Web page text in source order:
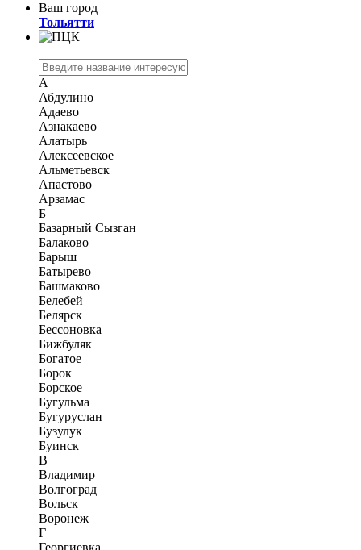
Ваш город
Тольятти
А
Абдулино
Адаево
Азнакаево
Алатырь
Алексеевское
Альметьевск
Апастово
Арзамас
Б
Базарный Сызган
Балаково
Барыш
Батырево
Башмаково
Белебей
Белярск
Бессоновка
Бижбуляк
Богатое
Борок
Борское
Бугульма
Бугуруслан
Бузулук
Буинск
В
Владимир
Волгоград
Вольск
Воронеж
Г
Георгиевка